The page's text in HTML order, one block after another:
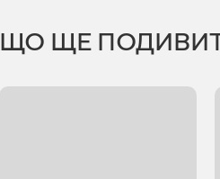
ЩО ЩЕ